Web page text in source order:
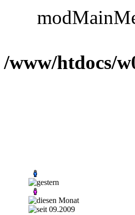
/www/htdocs/